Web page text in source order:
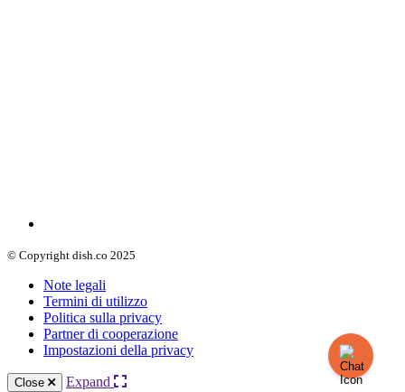
© Copyright dish.co 2025
Note legali
Termini di utilizzo
Politica sulla privacy
Partner di cooperazione
Impostazioni della privacy
Close Expand